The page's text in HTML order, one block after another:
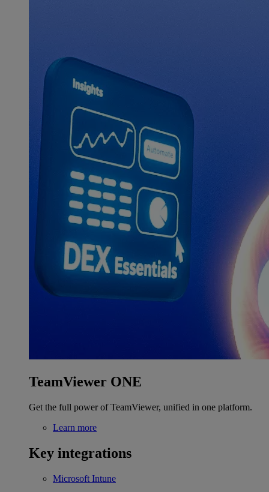
TeamViewer ONE
Get the full power of TeamViewer, unified in one platform.
Learn more
Key integrations
Microsoft Intune